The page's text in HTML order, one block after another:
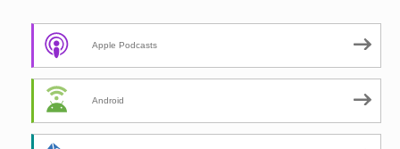
Apple Podcasts
Android